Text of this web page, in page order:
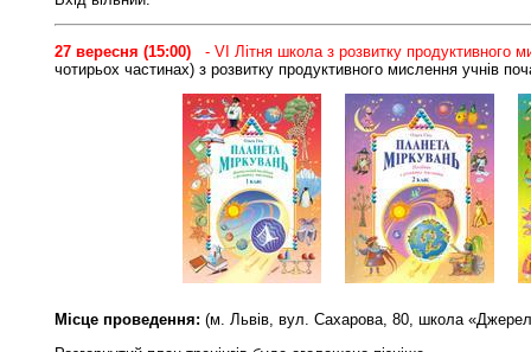
27 вересня (15:00)
- VI Літня школа з розвитку продуктивного
чотирьох частинах) з розвитку продуктивного мислення учнів
Місце проведення: (м. Львів, вул. Сахарова, 80, школа